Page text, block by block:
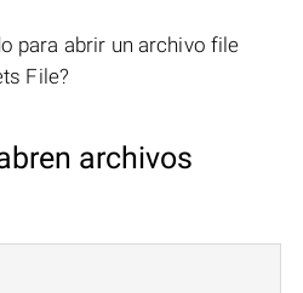
para abrir un archivo file
File?
archivos